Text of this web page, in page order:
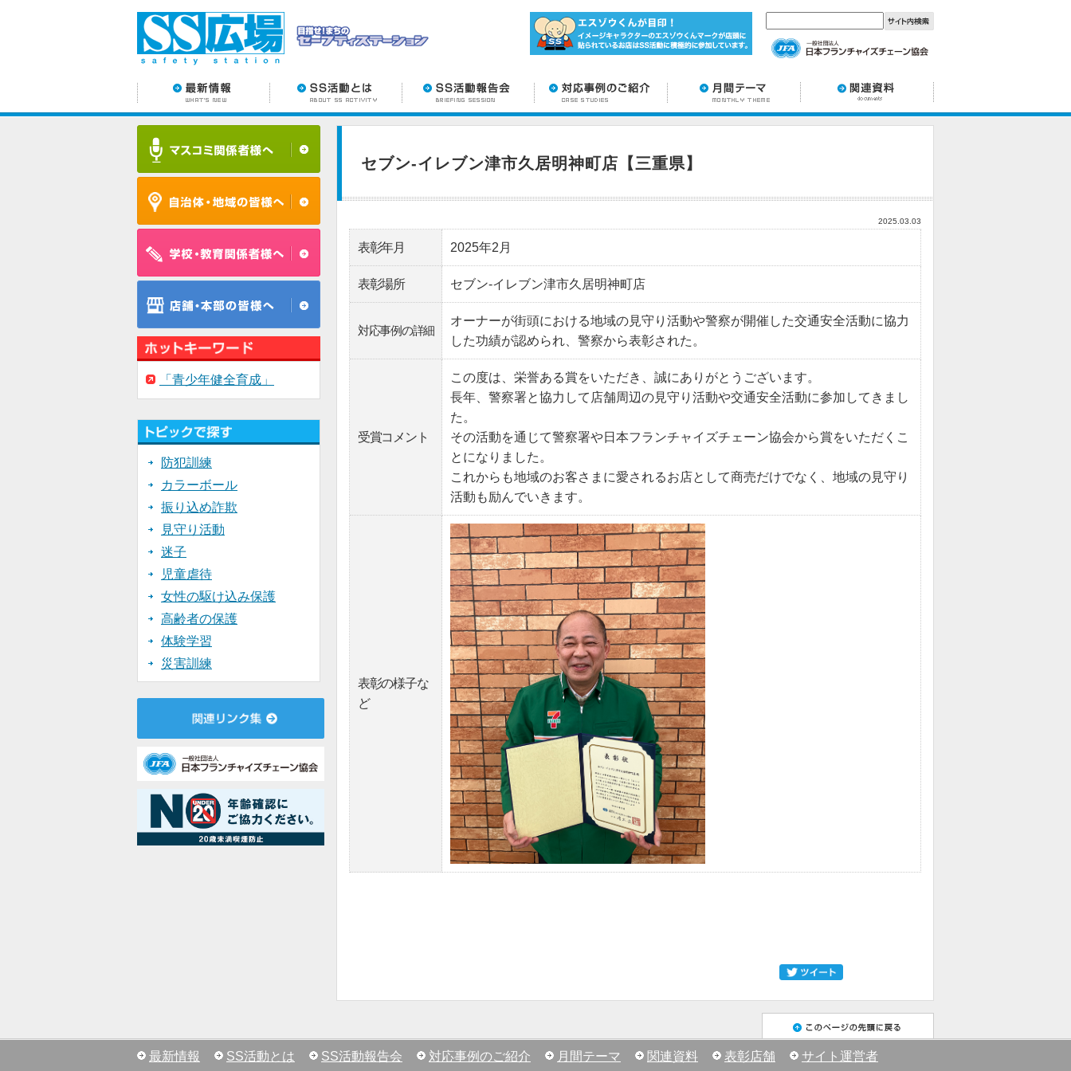
「青少年健全育成」
防犯訓練
カラーボール
振り込め詐欺
見守り活動
迷子
児童虐待
女性の駆け込み保護
高齢者の保護
体験学習
災害訓練
セブン‐イレブン津市久居明神町店【三重県】
2025.03.03
表彰年月 2025年2月
表彰場所 セブン‐イレブン津市久居明神町店
対応事例の詳細
オーナーが街頭における地域の見守り活動や警察が開催した交通安全活動に協力
した功績が認められ、警察から表彰された。
受賞コメント
この度は、栄誉ある賞をいただき、誠にありがとうございます。
長年、警察署と協力して店舗周辺の見守り活動や交通安全活動に参加してきまし
た。
その活動を通じて警察署や日本フランチャイズチェーン協会から賞をいただくこ
とになりました。
これからも地域のお客さまに愛されるお店として商売だけでなく、地域の見守り
活動も励んでいきます。
表彰の様子な
ど
最新情報 SS活動とは SS活動報告会 対応事例のご紹介 月間テーマ 関連資料 表彰店舗 サイト運営者